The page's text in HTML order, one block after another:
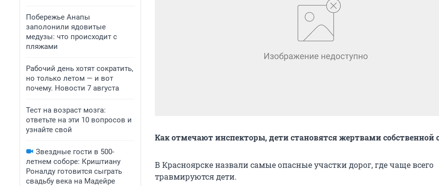
Побережье Анапы
заполонили ядовитые
медузы: что происходит с
пляжами
Рабочий день хотят сократить,
но только летом — и вот
почему. Новости 7 августа
Тест на возраст мозга:
ответьте на эти 10 вопросов и
узнайте свой
Звездные гости в 500-
летнем соборе: Криштиану
Роналду готовится сыграть
свадьбу века на Мадейре
Как отмечают инспекторы, дети становятся жертвами собственной
В Красноярске назвали самые опасные участки дорог, где чаще всего
травмируются дети.